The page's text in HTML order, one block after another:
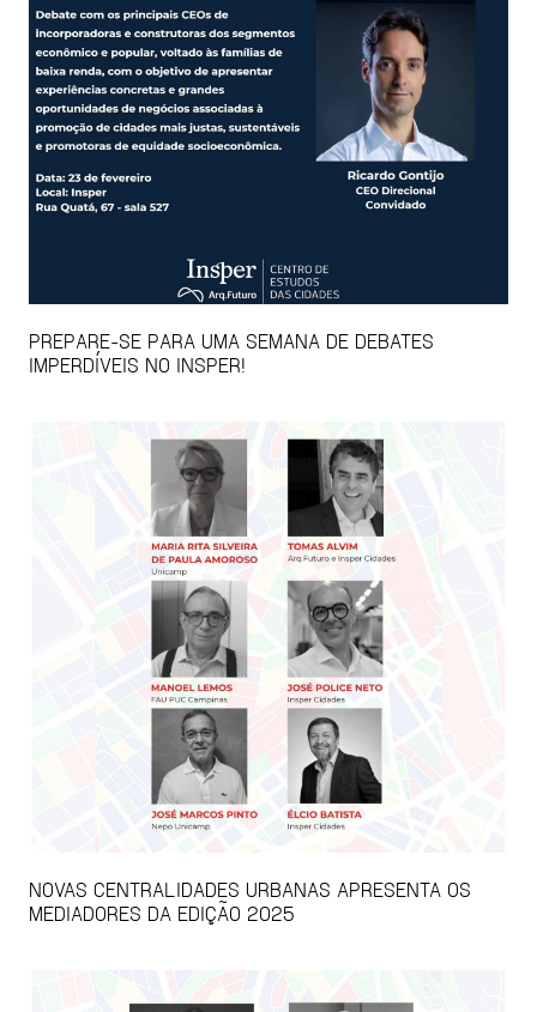
PREPARE-SE PARA UMA SEMANA DE DEBATES
IMPERDÍVEIS NO INSPER!
NOVAS CENTRALIDADES URBANAS APRESENTA OS
MEDIADORES DA EDIÇÃO 2025